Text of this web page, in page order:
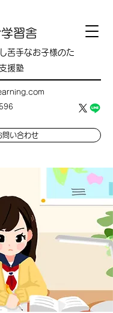
習舎
苦手なお子様のた
援塾
問い合わせ